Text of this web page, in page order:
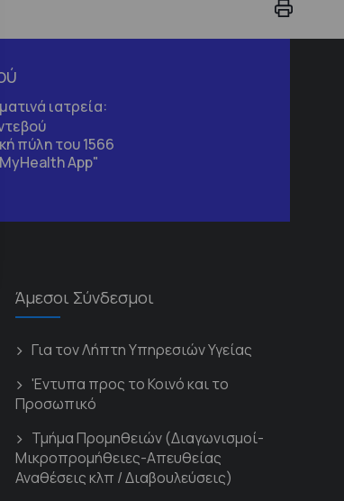
ιατρεία:
πύλη του 1566
App"
Άμεσοι Σύνδεσμοι
Για τον Λήπτη Υπηρεσιών Υγείας
'Εντυπα προς το Κοινό και το
Προσωπικό
Τμήμα Προμηθειών (Διαγωνισμοί-
Μικροπρομήθειες-Απευθείας
Αναθέσεις κλπ / Διαβουλεύσεις)